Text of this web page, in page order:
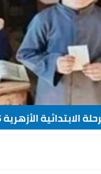
الأزهرية 2025-2026